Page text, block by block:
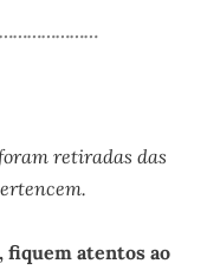
retiradas das
fiquem atentos ao